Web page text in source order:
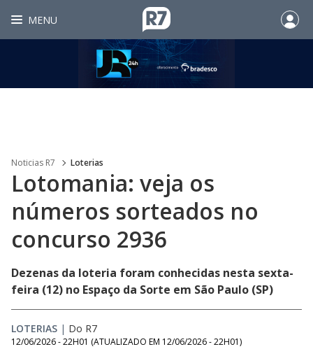
MENU
Noticias R7 Loterias
Lotomania: veja os
números sorteados no
concurso 2936
Dezenas da loteria foram conhecidas nesta sexta-
feira (12) no Espaço da Sorte em São Paulo (SP)
LOTERIAS | Do R7
12/06/2026 - 22H01 (ATUALIZADO EM 12/06/2026 - 22H01)